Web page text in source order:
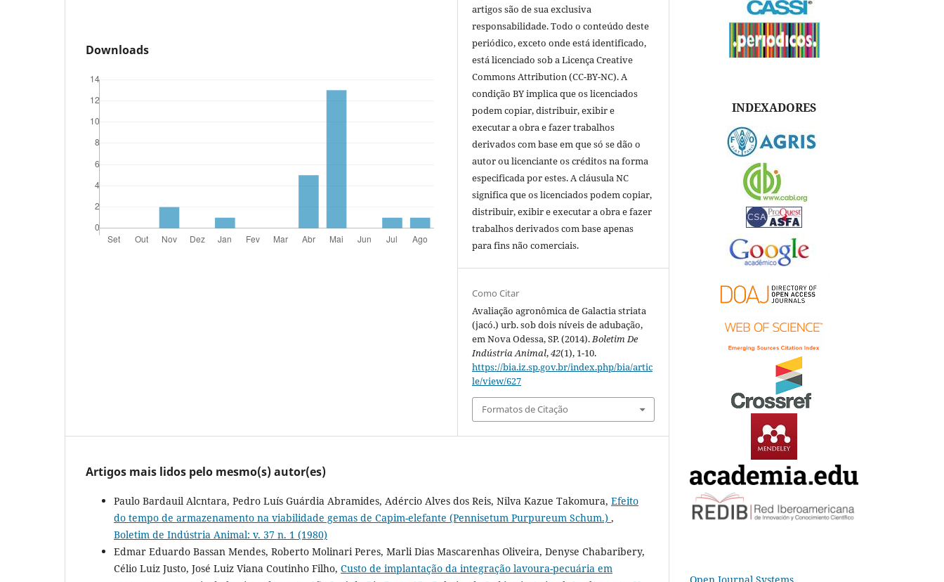
Downloads
artigos são de sua exclusiva
responsabilidade. Todo o conteúdo deste
periódico, exceto onde está identificado,
está licenciado sob a Licença Creative
Commons Attribution (CC-BY-NC). A
condição BY implica que os licenciados
podem copiar, distribuir, exibir e
executar a obra e fazer trabalhos
derivados com base em que só se dão o
autor ou licenciante os créditos na forma
especificada por estes. A cláusula NC
significa que os licenciados podem copiar,
distribuir, exibir e executar a obra e fazer
trabalhos derivados com base apenas
para fins não comerciais.
Como Citar
Avaliação agronômica de Galactia striata
(jacó.) urb. sob dois níveis de adubação,
em Nova Odessa, SP. (2014).Boletim De
Indústria Animal,42(1), 1-10.
https://bia.iz.sp.gov.br/index.php/bia/artic
le/view/627
Formatos de Citação
Artigos mais lidos pelo mesmo(s) autor(es)
Paulo Bardauil Alcntara, Pedro Luís Guárdia Abramides, Adércio Alves dos Reis, Nilva Kazue Takomura, Efeito
do tempo de armazenamento na viabilidade gemas de Capim-elefante (Pennisetum Purpureum Schum.) ,
Boletim de Indústria Animal: v. 37 n. 1 (1980)
Edmar Eduardo Bassan Mendes, Roberto Molinari Peres, Marli Dias Mascarenhas Oliveira, Denyse Chabaribery,
Célio Luiz Justo, José Luiz Viana Coutinho Filho, Custo de implantação da integração lavoura-pecuária em
INDEXADORES